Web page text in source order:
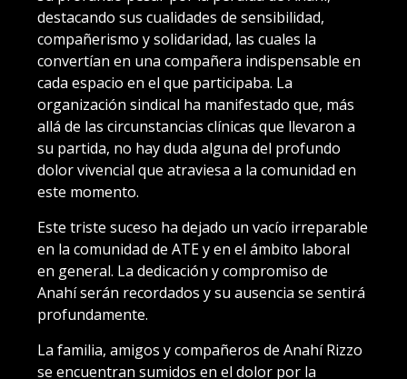
destacando sus cualidades de sensibilidad,
compañerismo y solidaridad, las cuales la
convertían en una compañera indispensable en
cada espacio en el que participaba. La
organización sindical ha manifestado que, más
allá de las circunstancias clínicas que llevaron a
su partida, no hay duda alguna del profundo
dolor vivencial que atraviesa a la comunidad en
este momento.
Este triste suceso ha dejado un vacío irreparable
en la comunidad de ATE y en el ámbito laboral
en general. La dedicación y compromiso de
Anahí serán recordados y su ausencia se sentirá
profundamente.
La familia, amigos y compañeros de Anahí Rizzo
se encuentran sumidos en el dolor por la